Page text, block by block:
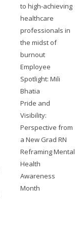
to high-achieving
healthcare
professionals in
the midst of
burnout
Employee
Spotlight: Mili
Bhatia
Pride and
Visibility:
Perspective from
a New Grad RN
Reframing Mental
Health
Awareness
Month